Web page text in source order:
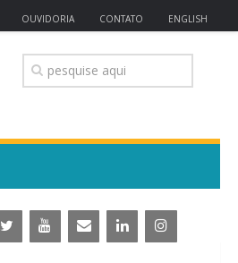
OUVIDORIA CONTATO ENGLISH